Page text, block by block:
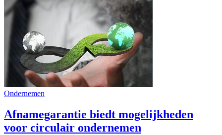
Ondernemen
Afnamegarantie biedt mogelijkheden
voor circulair ondernemen